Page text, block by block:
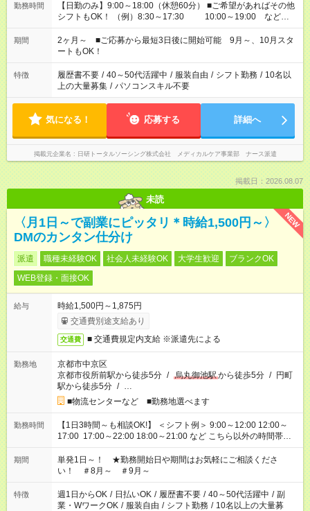
勤務時間
【日勤のみ】9:00～18:00（休憩60分） ■ご希望があればその他
シフトもOK！ （例）8:30～17:30 10:00～19:00 など
「家族とお休みを合わせたい」 「できれば残業はしたくない」
など、あなたのご希望に沿ったお仕事をご紹介します！ ※Wワ
ーク希望の方へ 今ご覧のお仕事で希望する勤務時間と、もう1つ
のお仕事の勤務時間。 合計で週40時間を超える場合は応募でき
ません
期間
2ヶ月～ ■ご応募から最短3日後に開始可能 9月～、10月スタ
ートもOK！
特徴 履歴書不要 / 40～50代活躍中 / 服装自由 / シフト勤務 / 10名以
上の大量募集 / パソコンスキル不要
気になる！ 応募する 詳細へ
掲載元企業名 日研トータルソーシング株式会社 メディカルケア事業部 ナース派遣
掲載日：2026.08.07
未読
NEW
〈月1日～で副業にピッタリ＊時給1,500円～〉
DMのカンタン仕分け
派遣 職種未経験OK 社会人未経験OK 大学生歓迎
ブランクOK
WEB登録・面接OK
給与
時給1,500円～1,875円
交通費別途支給あり
交通費 ■ 交通費規定内支給 ※派遣先による
勤務地
京都市中京区
京都市役所前駅から徒歩5分 / 烏丸御池駅から徒歩5分 / 円町
駅から徒歩5分 / …
■物流センターなど ■勤務地選べます
勤務時間
【1日3時間～も相談OK!】 ＜シフト例＞ 9:00～12:00 12:00～
17:00 17:00～22:00 18:00～21:00 など こちら以外の時間帯も
お気軽にご相談ください！
期間
単発1日～！ ★勤務開始日や期間はお気軽にご相談くださ
い！ ＃8月～ ＃9月～
特徴 週1日からOK / 日払いOK / 履歴書不要 / 40～50代活躍中 / 副
業・WワークOK / 服装自由 / シフト勤務 / 10名以上の大量募